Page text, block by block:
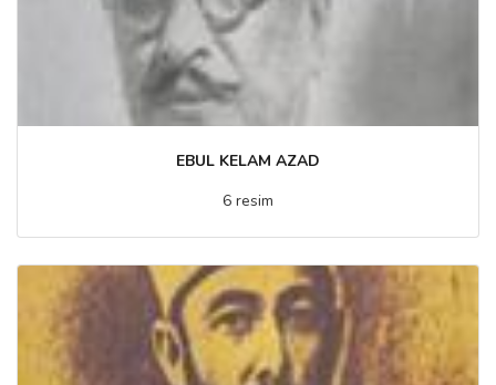
EBUL KELAM AZAD
6 resim